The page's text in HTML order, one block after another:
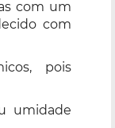
com um
com
pois
umidade